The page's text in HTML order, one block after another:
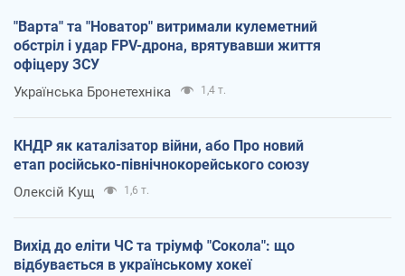
"Варта" та "Новатор" витримали кулеметний
обстріл і удар FPV-дрона, врятувавши життя
офіцеру ЗСУ
Українська Бронетехніка 1,4 т.
КНДР як каталізатор війни, або Про новий
етап російсько-північнокорейського союзу
Олексій Кущ 1,6 т.
Вихід до еліти ЧС та тріумф "Сокола": що
відбувається в українському хокеї